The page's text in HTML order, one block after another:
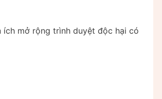
ích mở rộng trình duyệt độc hại có